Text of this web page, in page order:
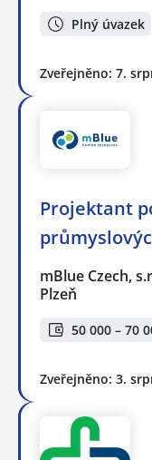
Plný úvazek
Zveřejněno: 7.
Projektant
mBlue Czech,
Plzeň
50 000 – 70
Zveřejněno: 3.